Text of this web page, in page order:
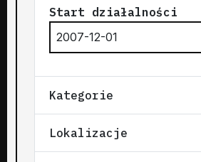
Start działalności
2007-12-01
Kategorie
Lokalizacje